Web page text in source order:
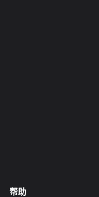
帮助